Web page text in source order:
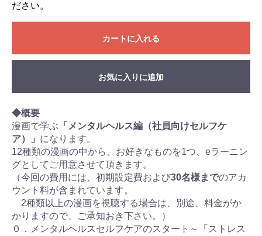
ださい。
カートに入れる
お気に入りに追加
◆概要
漫画で学ぶ 「メンタルヘルス編（社員向けセルフケ
ア）」 になります。
12種類の漫画の中から、お好きなものを1つ、eラーニン
グとしてご用意させて頂きます。
（今回の費用には、初期設定費および30名様までのアカ
ウント料が含まれています。
2種類以上の漫画を視聴する場合は、別途、料金がか
かりますので、ご承知おき下さい。）
０．メンタルヘルスセルフケアのスタート～「ストレス